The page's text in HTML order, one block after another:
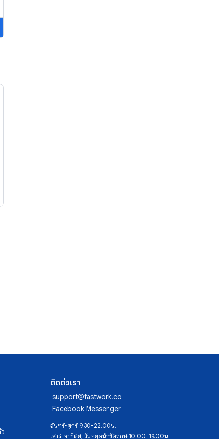
ติดต่อเรา
support@fastwork.co
Facebook Messenger
จันทร์-ศุกร์ 9.30-22.00น.
เสาร์-อาทิตย์, วันหยุดนักขัตฤกษ์ 10.00-19.00น.